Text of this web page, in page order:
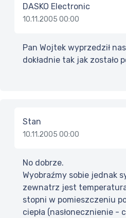
DASKO Electronic
10.11.2005 00:00
Pan Wojtek wyprzedził
dokładnie tak jak zostało
Stan
10.11.2005 00:00
No dobrze.
Wyobraźmy sobie jednak
zewnatrz jest
stopni w pomieszczeniu
ciepła (nasłonecznienie -